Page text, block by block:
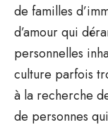
de familles
d’amour qui
personnelles
culture parfois
à la recherche
de personnes